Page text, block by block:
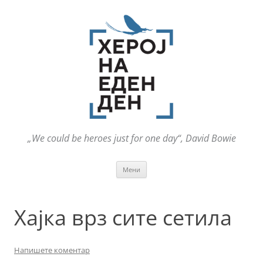
„We could be heroes just for one day“, David Bowie
Мени
Хајка врз сите сетила
Напишете коментар